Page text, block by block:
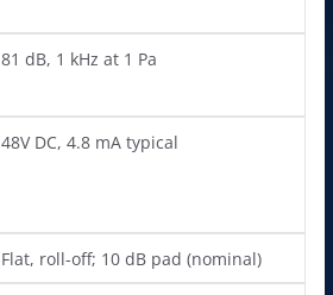
81 dB, 1 kHz at 1 Pa
48V DC, 4.8 mA typical
Flat, roll-off; 10 dB pad (nominal)